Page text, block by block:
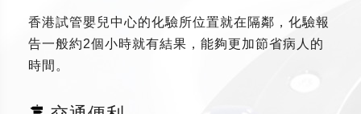
香港試管嬰兒中心的化驗所位置就在隔鄰，化驗報
告一般約2個小時就有結果，能夠更加節省病人的
時間。